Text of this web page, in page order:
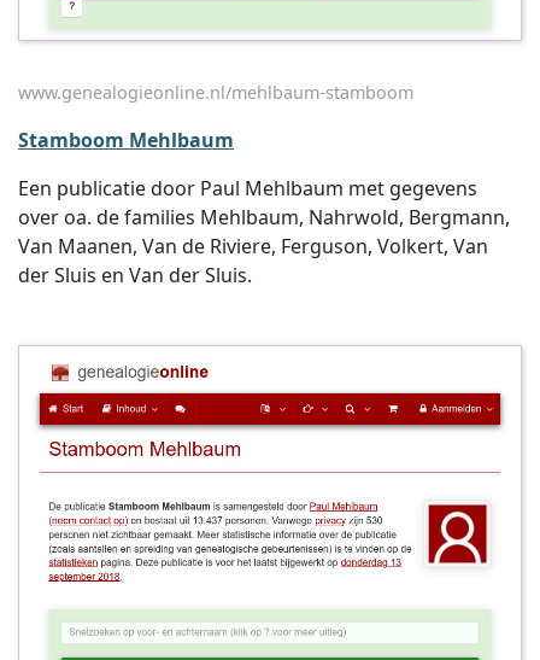
www.genealogieonline.nl/mehlbaum-stamboom
Stamboom Mehlbaum
Een publicatie door Paul Mehlbaum met gegevens
over oa. de families Mehlbaum, Nahrwold, Bergmann,
Van Maanen, Van de Riviere, Ferguson, Volkert, Van
der Sluis en Van der Sluis.